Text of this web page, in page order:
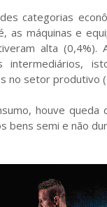
categorias
as máquinas e
alta (0,4%).
intermediários,
no setor produtivo
houve queda
bens semi e não